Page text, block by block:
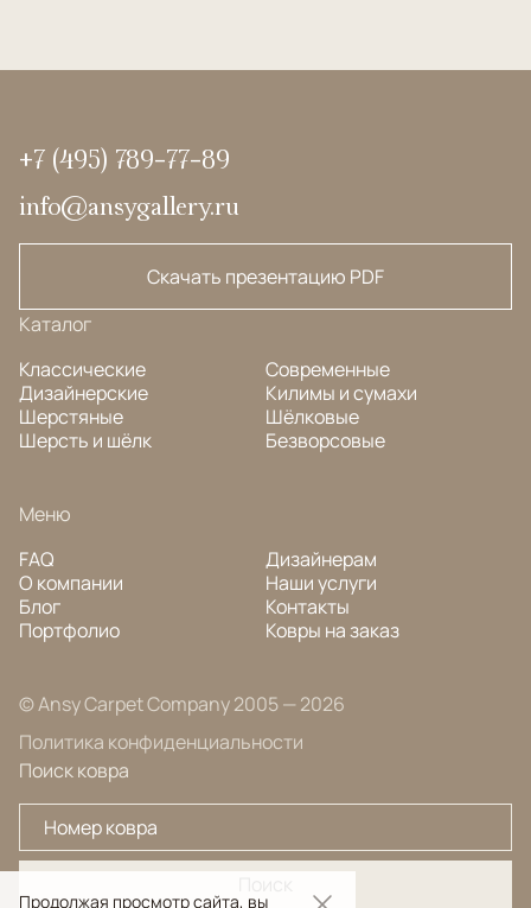
+7 (495) 789-77-89
info@ansygallery.ru
Скачать презентацию PDF
Каталог
Классические
Дизайнерские
Шерстяные
Шерсть и шёлк
Современные
Килимы и сумахи
Шёлковые
Безворсовые
Меню
FAQ
О компании
Блог
Портфолио
Дизайнерам
Наши услуги
Контакты
Ковры на заказ
© Ansy Carpet Company 2005 — 2026
Политика конфиденциальности
Поиск ковра
Продолжая просмотр сайта, вы